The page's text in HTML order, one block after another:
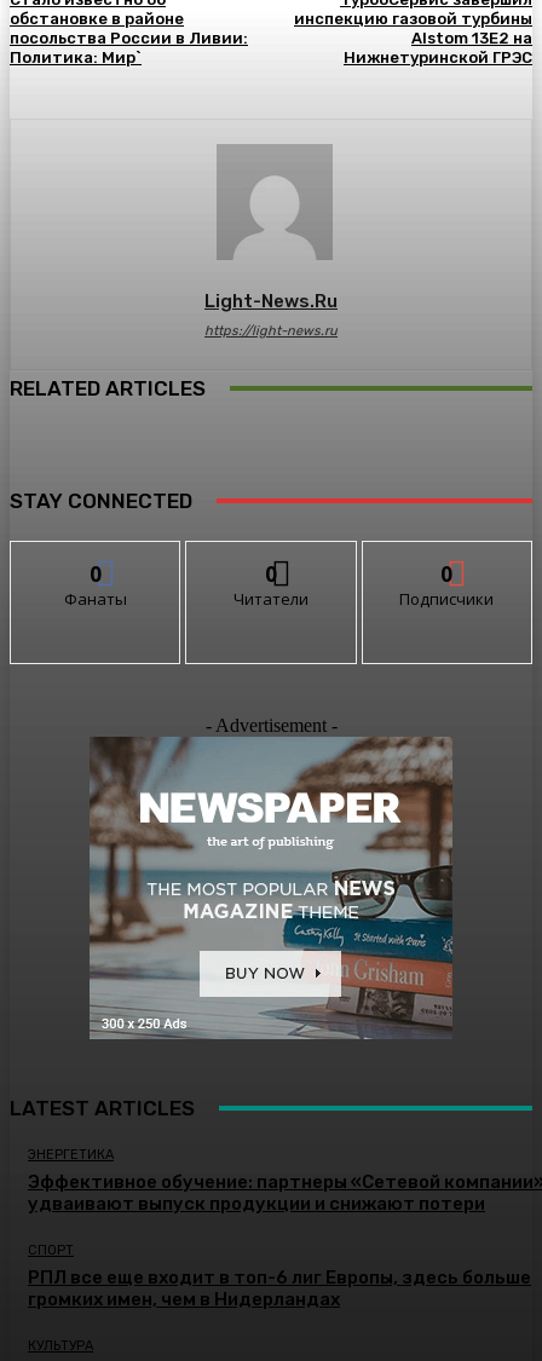
обстановке в районе
посольства России в Ливии:
Политика: Мир`
инспекцию газовой турбины
Alstom 13E2 на
Нижнетуринской ГРЭС
Light-News.ru
https://light-news.ru
RELATED ARTICLES
STAY CONNECTED
0
Фанаты
0
Читатели
0
Подписчики
- Advertisement -
LATEST ARTICLES
ЭНЕРГЕТИКА
Эффективное обучение: партнеры «Сетевой
удваивают выпуск продукции и снижают потери
СПОРТ
РПЛ все еще входит в топ-6 лиг Европы, здесь больше
громких имен, чем в Нидерландах
КУЛЬТУРА